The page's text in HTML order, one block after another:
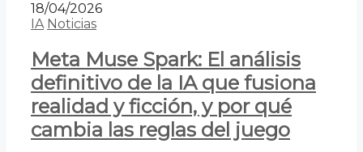
18/04/2026
IA Noticias
Meta Muse Spark: El análisis
definitivo de la IA que fusiona
realidad y ficción, y por qué
cambia las reglas del juego